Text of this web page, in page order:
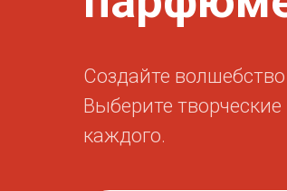
Создайте
Выберите
каждого.